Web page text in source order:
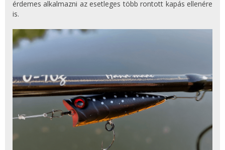
érdemes alkalmazni az esetleges több rontott kapás ellenére
is.